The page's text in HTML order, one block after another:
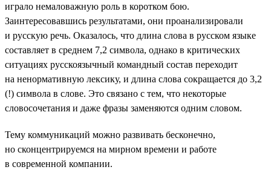
играло немаловажную роль в коротком бою.
Заинтересовавшись результатами, они проанализировали
и русскую речь. Оказалось, что длина слова в русском языке
составляет в среднем 7,2 символа, однако в критических
ситуациях русскоязычный командный состав переходит
на ненормативную лексику, и длина слова сокращается до 3,2
(!) символа в слове. Это связано с тем, что некоторые
словосочетания и даже фразы заменяются одним словом.
Тему коммуникаций можно развивать бесконечно,
но сконцентрируемся на мирном времени и работе
в современной компании.